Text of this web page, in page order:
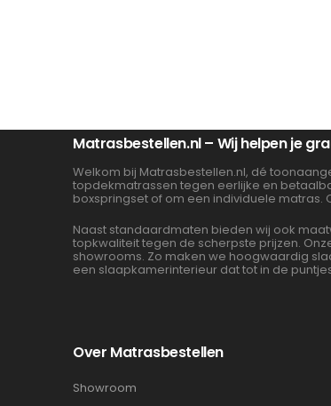
Matrasbestellen.nl – Wij helpen je
Welkom bij Matrasbestellen.nl, dé
topdekmatrassen tegen eerlijke en
boxspringset of om een individuele
Naast standaardmaten bieden wij ook
topkwaliteit tegen de scherpste prijzen.
showrooms. Zo maken we hoogwaardig
een slaapkamerinterieur dat tot in de
Over Matrasbestellen
Showroom